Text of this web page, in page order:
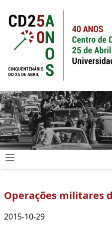
Operações militares
2015-10-29